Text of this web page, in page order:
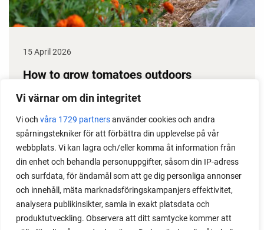
Vi värnar om din integritet
Vi och våra 1729 partnersanvänder cookies och andra
spårningstekniker för att förbättra din upplevelse på vår
webbplats. Vi kan lagra och/eller komma åt information från
din enhet och behandla personuppgifter, såsom din IP-adress
och surfdata, för ändamål som att ge dig personliga annonser
och innehåll, mäta marknadsföringskampanjers effektivitet,
analysera publikinsikter, samla in exakt platsdata och
produktutveckling. Observera att ditt samtycke kommer att
15 April 2026
How to grow tomatoes outdoors
Do you need a greenhouse to grow tomatoes? This
readers. I grow tomatoes outdoors without any
issues. Why not give it a try?
LOAD MORE